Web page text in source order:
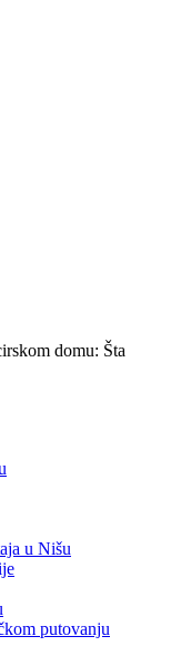
u Nišu
putovanju